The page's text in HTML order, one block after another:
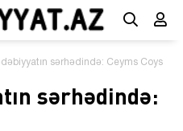
sərhədində: Ceyms Coys
sərhədində: